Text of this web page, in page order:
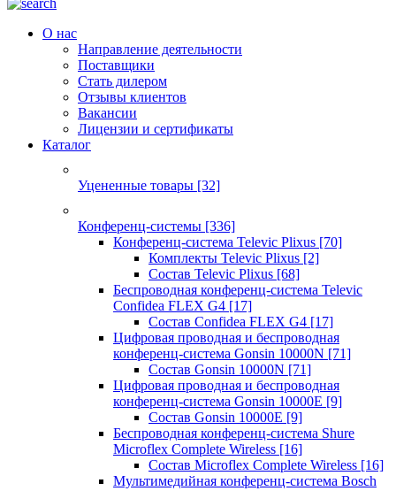
О нас
Направление деятельности
Поставщики
Стать дилером
Отзывы клиентов
Вакансии
Лицензии и сертификаты
Каталог
Уцененные товары [32]
Конференц-системы [336]
Конференц-система Televic Plixus [70]
Комплекты Televic Plixus [2]
Состав Televic Plixus [68]
Беспроводная конференц-система Televic
Confidea FLEX G4 [17]
Состав Confidea FLEX G4 [17]
Цифровая проводная и беспроводная
конференц-система Gonsin 10000N [71]
Состав Gonsin 10000N [71]
Цифровая проводная и беспроводная
конференц-система Gonsin 10000E [9]
Состав Gonsin 10000E [9]
Беспроводная конференц-система Shure
Microflex Complete Wireless [16]
Состав Microflex Complete Wireless [16]
Мультимедийная конференц-система Bosch